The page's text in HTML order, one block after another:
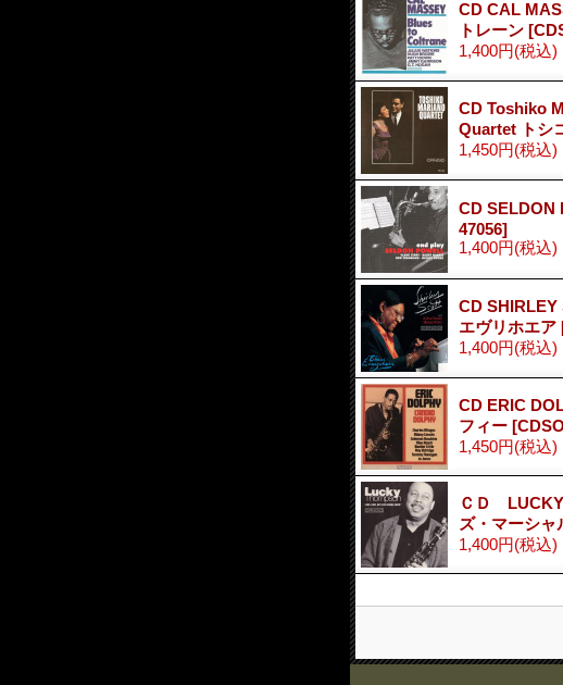
CD CAL
トレーン
1,400円(税込)
CD Toshiko
Quartet トシ
1,450円(税込)
CD SELDON
47056]
1,400円(税込)
CD SHIRLEY
エヴリホエア
1,400円(税込)
CD ERIC
フィー
1,450円(税込)
ＣＤ LUCKY
ズ・マーシャ
1,400円(税込)